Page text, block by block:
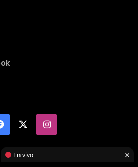
Facebook Instagram
En vivo ×